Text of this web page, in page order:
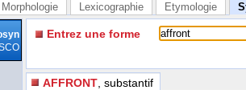
Morphologie Lexicographie Etymologie
Entrez une forme
AFFRONT , substantif